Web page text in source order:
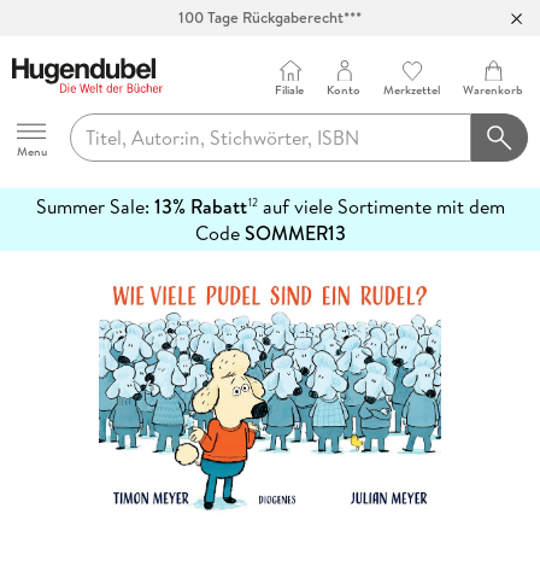
100 Tage Rückgaberecht***
Hugendubel
Menu
Filiale Konto Merkzettel Warenkorb
Summer Sale: 13% Rabatt12auf viele Sortimente mit dem
CodeSOMMER13
erfahren